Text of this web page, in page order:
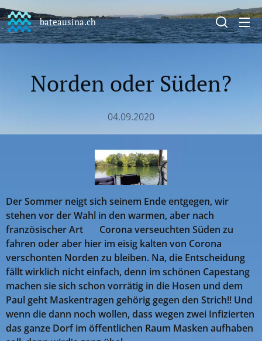
bateausina.ch
Norden oder Süden?
04.09.2020
Der Sommer neigt sich seinem Ende entgegen, wir
stehen vor der Wahl in den warmen, aber nach
französischer Art 😉 Corona verseuchten Süden zu
fahren oder aber hier im eisig kalten von Corona
verschonten Norden zu bleiben. Na, die Entscheidung
fällt wirklich nicht einfach, denn im schönen Capestang
machen sie sich schon vorrätig in die Hosen und dem
Paul geht Maskentragen gehörig gegen den Strich!! Und
wenn die dann noch wollen, dass wegen zwei Infizierten
das ganze Dorf im öffentlichen Raum Masken aufhaben